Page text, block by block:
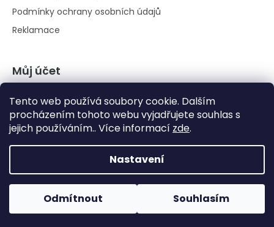
Tento web používá soubory cookie. Dalším
procházením tohoto webu vyjadřujete souhlas s
jejich používáním.. Více informací zde.
Nastavení
Odmítnout Souhlasím
Podmínky ochrany osobních údajů
Reklamace
Můj účet
Registrace
Historie objednávek
Vytvořil Shoptet Anque Media
Copyright 2026Pestovani.cz. Všechna práva vyhrazena.